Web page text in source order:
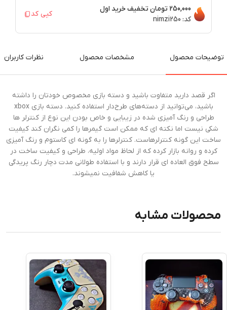
250,000 تومان
تخفیف خرید اول
کد: nimzi250
کپی کد
توضیحات محصول مشخصات محصول نظرات کاربران
اگر قصد دارید متفاوت باشید و دسته بازی مخصوص خودتان را داشته
باشید، می‌توانید از دسته‌های طرح‌دار استفاده کنید. دسته بازی xbox
طراحی و رنگ آمیزی شده در زیبایی و خاص بودن این نوع از کنترلر ها
شکی نیست اما نکته ای که ممکن است گیمرها را کمی نگران کند کیفیت
ساخت این گونه کنترلرهاست. کنترلرها را به گونه ای کاستوم و رنگ آمیزی
کرده و روانه بازار کرده که از لحاظ مواد اولیه، طراحی و کیفیت ساخت در
سطح فوق العاده ای قرار دارند و با استفاده طولانی مدت دچار رنگ پریدگی
یا کاهش شفافیت نمیشوند.
محصولات مشابه